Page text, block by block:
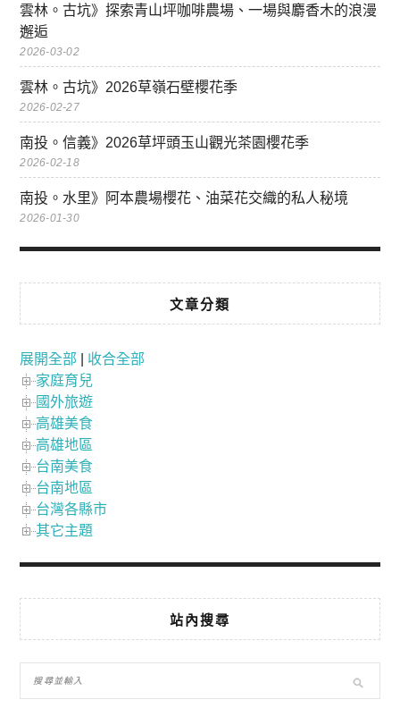
雲林。古坑》探索青山坪咖啡農場、一場與麝香木的浪漫
邂逅
2026-03-02
雲林。古坑》2026草嶺石壁櫻花季
2026-02-27
南投。信義》2026草坪頭玉山觀光茶園櫻花季
2026-02-18
南投。水里》阿本農場櫻花、油菜花交織的私人秘境
2026-01-30
文章分類
展開全部
收合全部
家庭育兒
國外旅遊
高雄美食
高雄地區
台南美食
台南地區
台灣各縣市
其它主題
站內搜尋